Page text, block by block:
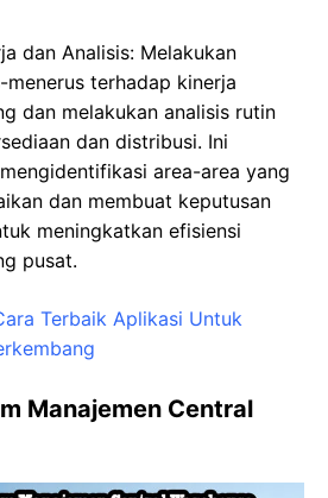
dan Analisis: Melakukan
menerus terhadap kinerja
dan melakukan analisis rutin
dan distribusi. Ini
area-area yang
dan membuat keputusan
meningkatkan efisiensi
pusat.
Terbaik Aplikasi Untuk
Manajemen Central